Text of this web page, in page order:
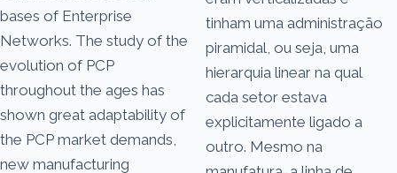
bases of Enterprise
Networks. The study of the
evolution of PCP
throughout the ages has
shown great adaptability of
the PCP market demands,
new manufacturing
tinham uma administração
piramidal, ou seja, uma
hierarquia linear na qual
cada setor estava
explicitamente ligado a
outro. Mesmo na